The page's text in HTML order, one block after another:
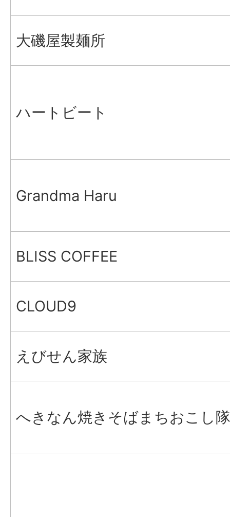
大磯屋製麺所
ハートビート
Grandma Haru
BLISS COFFEE
CLOUD9
えびせん家族
へきなん焼きそばまちおこし隊